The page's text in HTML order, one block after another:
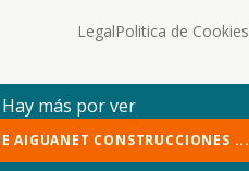
LegalPolitica de Cookies
Hay más por ver
AIGUANET CONSTRUCCIONES ...